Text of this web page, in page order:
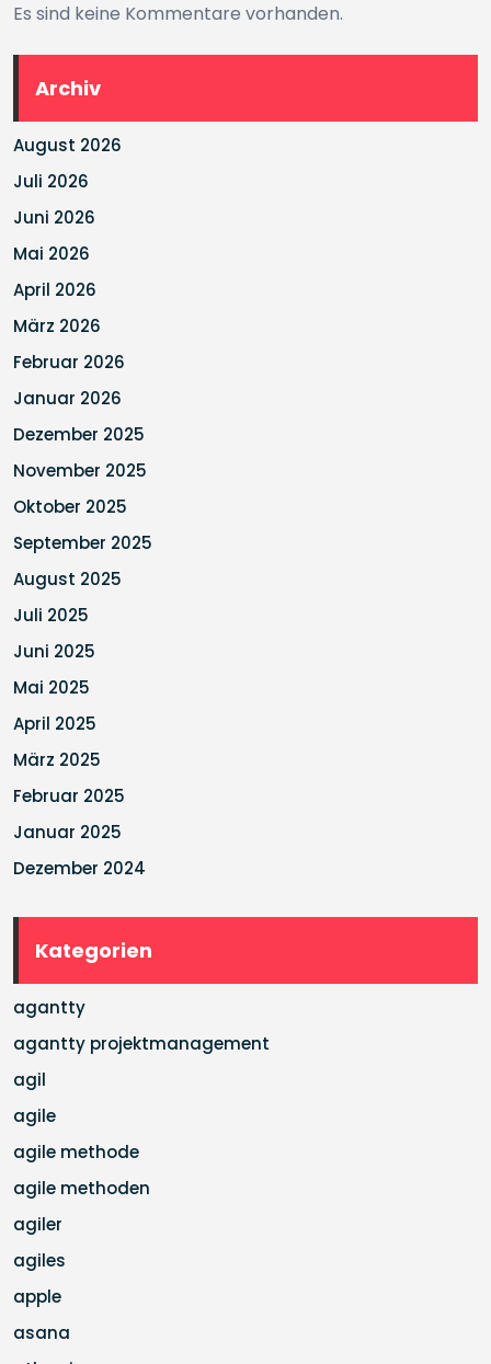
Es sind keine Kommentare vorhanden.
Archiv
August 2026
Juli 2026
Juni 2026
Mai 2026
April 2026
März 2026
Februar 2026
Januar 2026
Dezember 2025
November 2025
Oktober 2025
September 2025
August 2025
Juli 2025
Juni 2025
Mai 2025
April 2025
März 2025
Februar 2025
Januar 2025
Dezember 2024
Kategorien
agantty
agantty projektmanagement
agil
agile
agile methode
agile methoden
agiler
agiles
apple
asana